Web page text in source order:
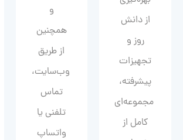
از دانش
روز و
تجهیزات
پیشرفته،
مجموعه‌ای
کامل از
و
همچنین
از طریق
وب‌سایت،
تماس
تلفنی یا
واتساپ